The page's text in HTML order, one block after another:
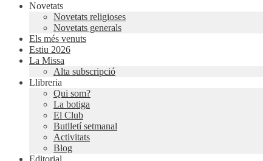
Novetats
Novetats religioses
Novetats generals
Els més venuts
Estiu 2026
La Missa
Alta subscripció
Llibreria
Qui som?
La botiga
El Club
Butlletí setmanal
Activitats
Blog
Editorial